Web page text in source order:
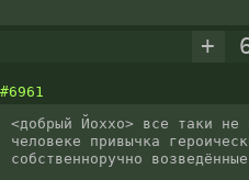
+
#6961
<добрый Йоххо> все таки не
человеке привычка
собственноручно